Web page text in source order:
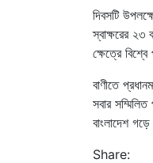
দিবসটি
স্বাক্ষরের ২৩
ক্ষেত্রে
বাণীতে
সবার
বাংলাদেশ
Share: